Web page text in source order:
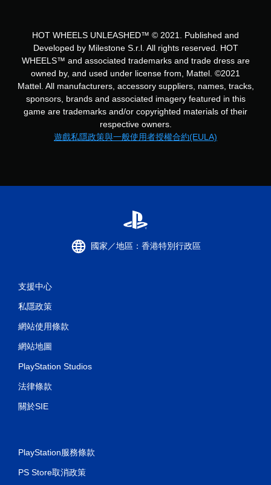
HOT WHEELS UNLEASHED™ © 2021. Published and
Developed by Milestone S.r.l. All rights reserved. HOT
WHEELS™ and associated trademarks and trade dress are
owned by, and used under license from, Mattel. ©2021
Mattel. All manufacturers, accessory suppliers, names, tracks,
sponsors, brands and associated imagery featured in this
game are trademarks and/or copyrighted materials of their
respective owners.
遊戲私隱政策與一般使用者授權合約(EULA)
國家／地區：香港特別行政區
支援中心
私隱政策
網站使用條款
網站地圖
PlayStation Studios
法律條款
關於SIE
PlayStation服務條款
PS Store取消政策